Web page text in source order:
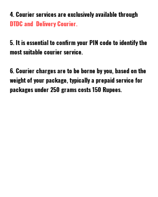
4. Courier services are exclusively available through
DTDC and Delivery Courier.
5. It is essential to confirm your PIN code to identify the
most suitable courier service.
6. Courier charges are to be borne by you, based on the
weight of your package, typically a prepaid service for
packages under 250 grams costs 150 Rupees.